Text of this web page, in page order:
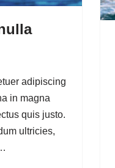
adipiscing
in magna
quis justo.
ultricies,